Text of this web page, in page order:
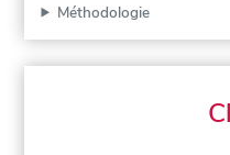
Méthodologie